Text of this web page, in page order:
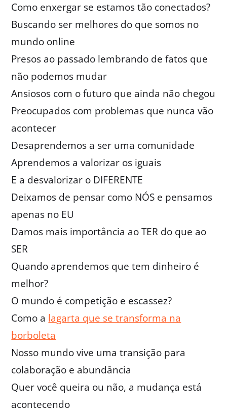
Como enxergar se estamos tão conectados?
Buscando ser melhores do que somos no
mundo online
Presos ao passado lembrando de fatos que
não podemos mudar
Ansiosos com o futuro que ainda não chegou
Preocupados com problemas que nunca vão
acontecer
Desaprendemos a ser uma comunidade
Aprendemos a valorizar os iguais
E a desvalorizar o DIFERENTE
Deixamos de pensar como NÓS e pensamos
apenas no EU
Damos mais importância ao TER do que ao
SER
Quando aprendemos que tem dinheiro é
melhor?
O mundo é competição e escassez?
Como a lagarta que se transforma na
borboleta
Nosso mundo vive uma transição para
colaboração e abundância
Quer você queira ou não, a mudança está
acontecendo